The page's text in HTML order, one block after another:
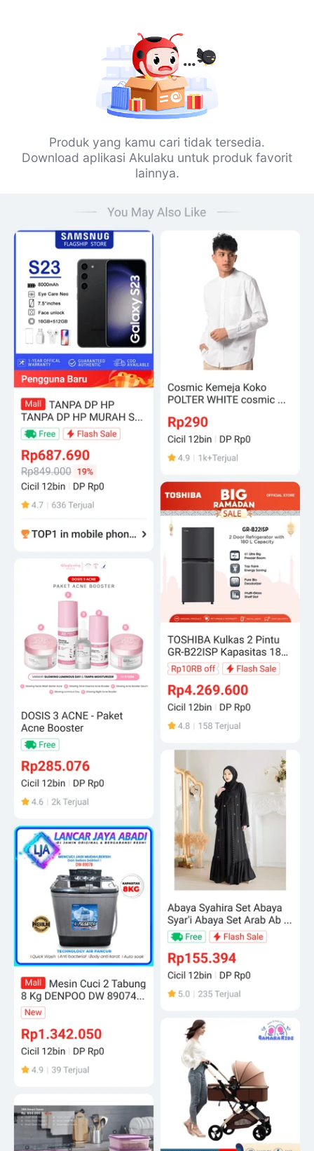
Produk yang kamu cari tidak tersedia.
Download aplikasi Akulaku untuk produk favorit
lainnya.